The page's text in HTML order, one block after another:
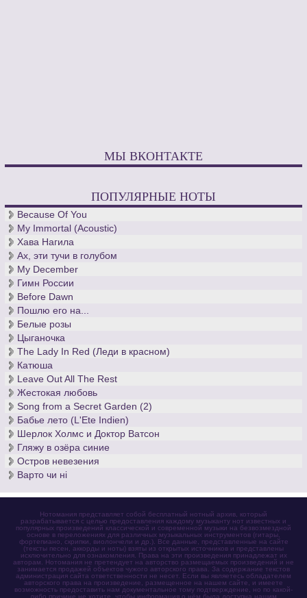
МЫ ВКОНТАКТЕ
ПОПУЛЯРНЫЕ НОТЫ
Because Of You
My Immortal (Acoustic)
Хава Нагила
Ах, эти тучи в голубом
My December
Гимн России
Before Dawn
Пошлю его на...
Белые розы
Цыганочка
The Lady In Red (Леди в красном)
Катюша
Leave Out All The Rest
Жестокая любовь
Song from a Secret Garden (2)
Бабье лето (L'Ete Indien)
Шерлок Холмс и Доктор Ватсон
Гляжу в озёра синие
Остров невезения
Варто чи нi
Нотомания представляет собой бесплатный нотный архив, который
разрабатывается с целью предоставления каждому музыканту нот известных и
популярных произведений классической и современной музыки на безвозмездной
основе в переложениях для различных музыкальных инструментов (гитары,
фортепиано, скрипки, виолончели и др.). Все данные, представленные на сайте
(тексты песен, аккорды и ноты) взяты из открытых источников и представлены
исключительно для ознакомления. Права на эти произведения принадлежат их
авторам. Нотомания не претендует на авторство размещаемых произведений и не
занимается продажей объектов чужого авторского права. За содержание текстов
администрация сайта ответственности не несет. Если вы являетесь обладателем
авторского права на произведение, размещенное на нашем сайте, и имеете
возможность предоставить нам документальное тому подтверждение, но по какой-
либо причине не хотите, чтобы информация о нём была доступна нашим